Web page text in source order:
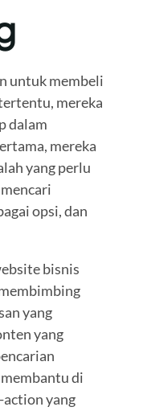
untuk membeli
mereka
dalam
mereka
yang perlu
opsi, dan
bisnis
yang
yang
di
yang